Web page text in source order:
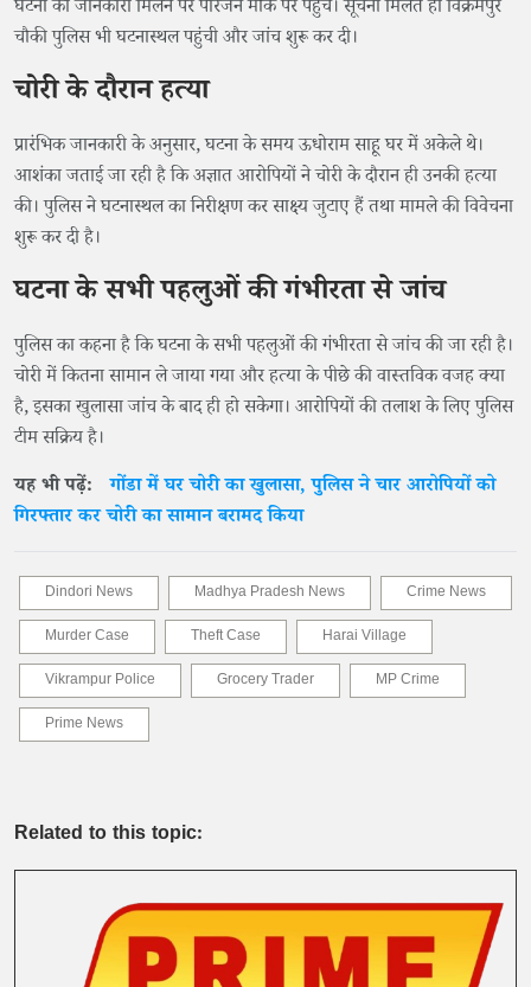
घटना की जानकारी मिलने पर परिजन मौके पर पहुंचे। सूचना मिलते ही विक्रमपुर
चौकी पुलिस भी घटनास्थल पहुंची और जांच शुरू कर दी।
चोरी के दौरान हत्या
प्रारंभिक जानकारी के अनुसार, घटना के समय ऊधोराम साहू घर में अकेले थे।
आशंका जताई जा रही है कि अज्ञात आरोपियों ने चोरी के दौरान ही उनकी हत्या
की। पुलिस ने घटनास्थल का निरीक्षण कर साक्ष्य जुटाए हैं तथा मामले की विवेचना
शुरू कर दी है।
घटना के सभी पहलुओं की गंभीरता से जांच
पुलिस का कहना है कि घटना के सभी पहलुओं की गंभीरता से जांच की जा रही है।
चोरी में कितना सामान ले जाया गया और हत्या के पीछे की वास्तविक वजह क्या
है, इसका खुलासा जांच के बाद ही हो सकेगा। आरोपियों की तलाश के लिए पुलिस
टीम सक्रिय है।
यह भी पढ़ें:गोंडा में घर चोरी का खुलासा, पुलिस ने चार आरोपियों को
गिरफ्तार कर चोरी का सामान बरामद किया
Dindori News Madhya Pradesh News
Crime News
Murder Case
Theft Case
Harai Village
Vikrampur Police
Grocery Trader
MP Crime
Prime News
Related to this topic: